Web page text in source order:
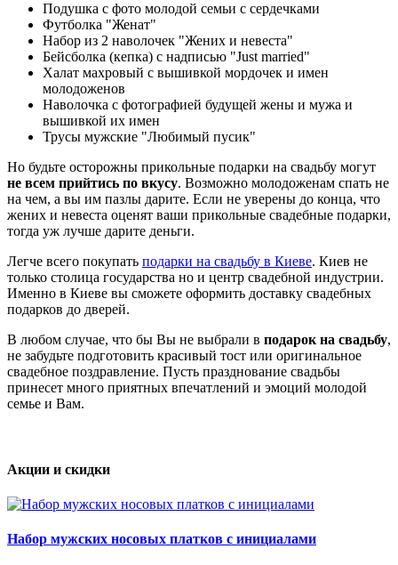
Подушка с фото молодой семьи с сердечками
Футболка "Женат"
Набор из 2 наволочек "Жених и невеста"
Бейсболка (кепка) с надписью "Just married"
Халат махровый с вышивкой мордочек и имен
молодоженов
Наволочка с фотографией будущей жены и мужа и
вышивкой их имен
Трусы мужские "Любимый пусик"
Но будьте осторожны прикольные подарки на свадьбу могут
не всем прийтись по вкусу. Возможно молодоженам спать не
на чем, а вы им пазлы дарите. Если не уверены до конца, что
жених и невеста оценят ваши прикольные свадебные подарки,
тогда уж лучше дарите деньги.
Легче всего покупать подарки на свадьбу в Киеве. Киев не
только столица государства но и центр свадебной индустрии.
Именно в Киеве вы сможете оформить доставку свадебных
подарков до дверей.
В любом случае, что бы Вы не выбрали в подарок на свадьбу,
не забудьте подготовить красивый тост или оригинальное
свадебное поздравление. Пусть празднование свадьбы
принесет много приятных впечатлений и эмоций молодой
семье и Вам.
Акции и скидки
Набор мужских носовых платков с инициалами